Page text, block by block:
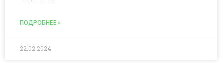
ПОДРОБНЕЕ »
22.02.2024